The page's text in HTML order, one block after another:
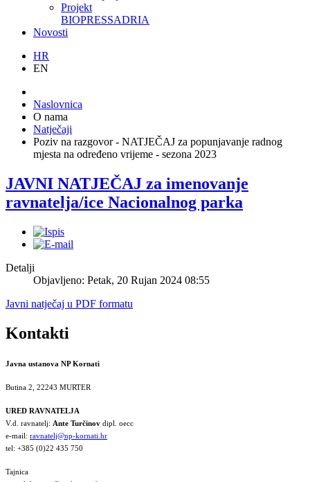
Projekt
BIOPRESSADRIA
Novosti
HR
EN
Naslovnica
O nama
Natječaji
Poziv na razgovor - NATJEČAJ za popunjavanje radnog
mjesta na određeno vrijeme - sezona 2023
JAVNI NATJEČAJ za imenovanje
ravnatelja/ice Nacionalnog parka
Detalji
Objavljeno: Petak, 20 Rujan 2024 08:55
Javni natječaj u PDF formatu
Kontakti
Javna ustanova NP Kornati
Butina 2, 22243 MURTER
URED RAVNATELJA
V.d. ravnatelj: Ante Turčinov dipl. oecc
e-mail: ravnatelj@np-kornati.hr
tel: +385 (0)22 435 750
Tajnica